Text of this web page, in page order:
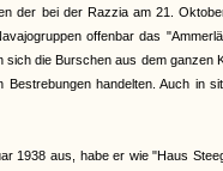
der bei der Razzia am 21.
offenbar das
die Burschen aus dem ganzen
handelten. Auch in
1938 aus, habe er wie "Haus